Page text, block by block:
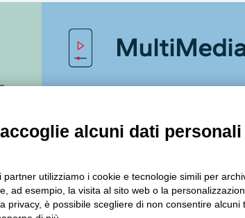
Accedi a Youtube
alcuni dati personali
utilizziamo i cookie e tecnologie simili per
ad esempio, la visita al sito web o la
privacy, è possibile scegliere di non consentire alcuni